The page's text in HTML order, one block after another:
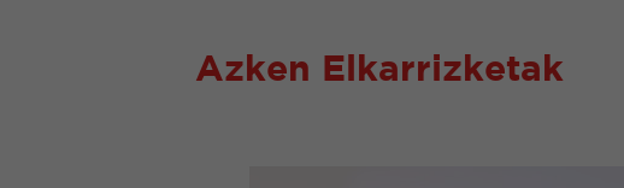
Azken Elkarrizketak